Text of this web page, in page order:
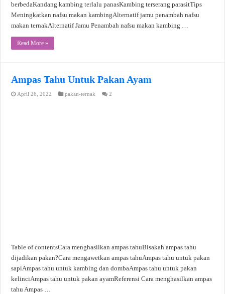
berbedaKandang kambing terlalu panasKambing terserang parasitTips
Meningkatkan nafsu makan kambingAlternatif jamu penambah nafsu
makan ternakAlternatif Jamu Penambah nafsu makan kambing …
Read More »
Ampas Tahu Untuk Pakan Ayam
April 26, 2022 pakan-ternak 2
Table of contentsCara menghasilkan ampas tahuBisakah ampas tahu
dijadikan pakan?Cara mengawetkan ampas tahuAmpas tahu untuk pakan
sapiAmpas tahu untuk kambing dan dombaAmpas tahu untuk pakan
kelinciAmpas tahu untuk pakan ayamReferensi Cara menghasilkan ampas
tahu Ampas …